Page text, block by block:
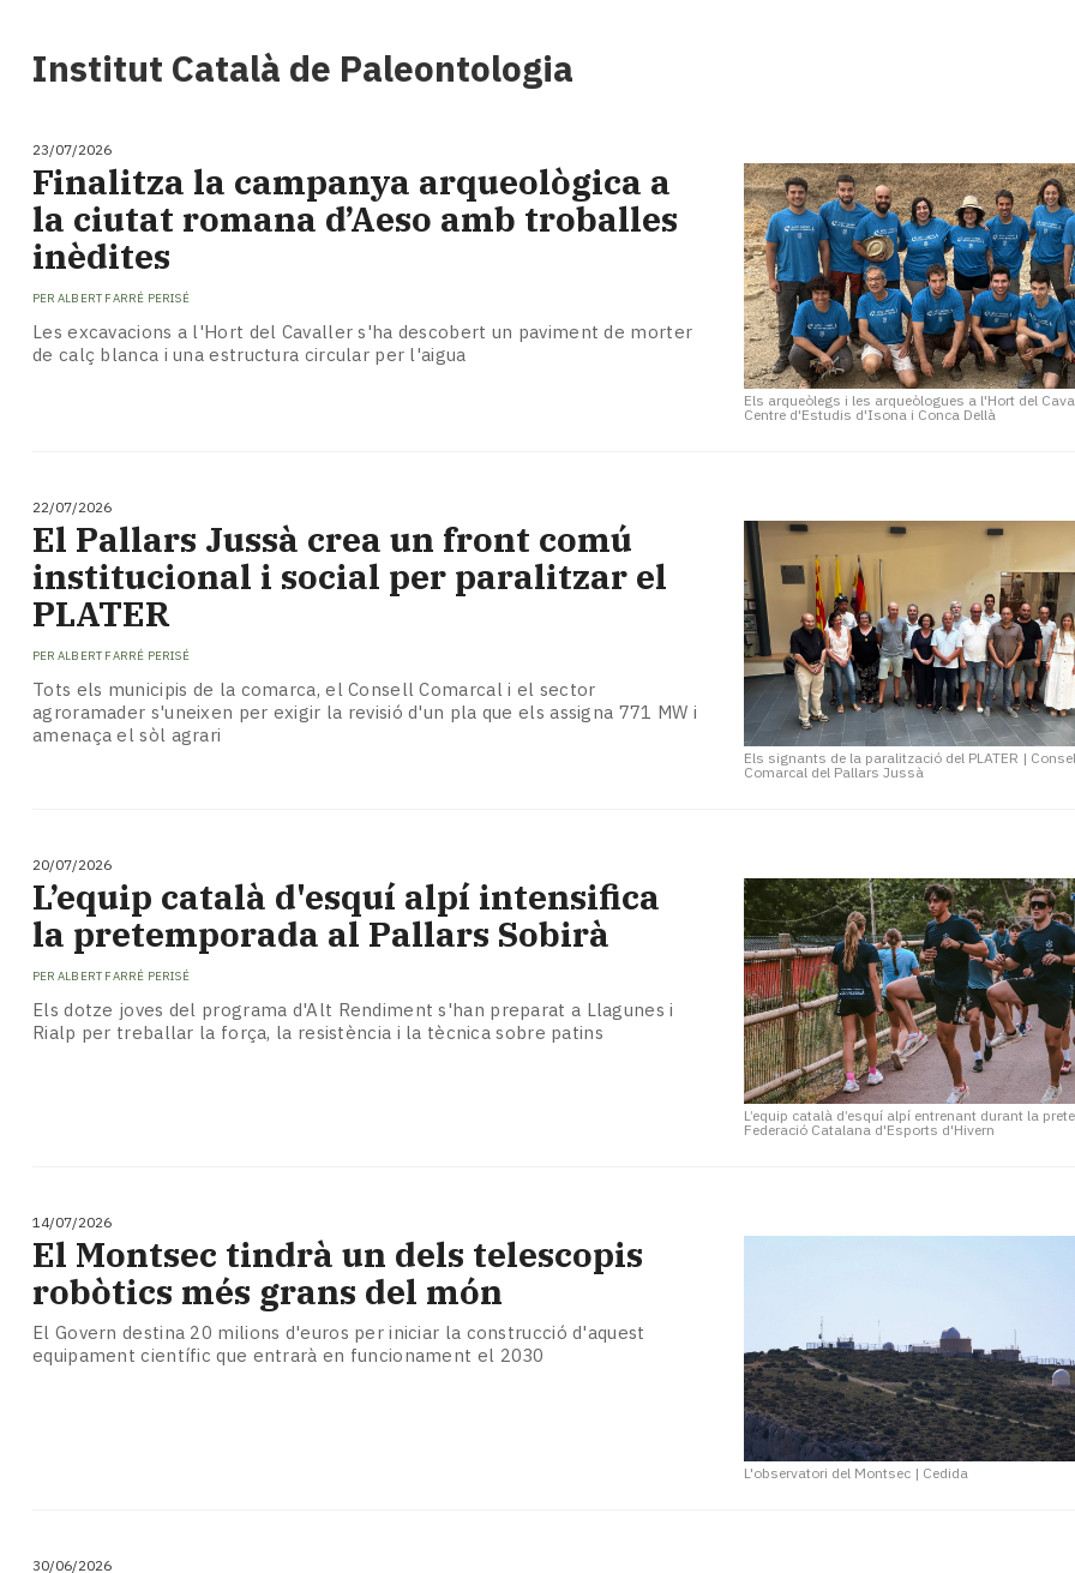
Cultura
tant!
TV
i
mitjans
El
temps
Reportatges
Entrevistes
teva!
Subscriptors
La
newsletter
del
Pallars
Contingut
patrocinat
Lo
Institut Català de Paleontologia
23/07/2026
Els arqueòlegs i les arqueòlogues a l'Hort del
Centre d'Estudis d'Isona i Conca Dellà
Finalitza la campanya arqueològica a
la ciutat romana d’Aeso amb troballes
inèdites
PER ALBERT FARRÉ PERISÉ
Les excavacions a l'Hort del Cavaller s'ha descobert un paviment de morter
de calç blanca i una estructura circular per l'aigua
22/07/2026
Els signants de la paralització del PLATER |
Comarcal del Pallars Jussà
El Pallars Jussà crea un front comú
institucional i social per paralitzar el
PLATER
PER ALBERT FARRÉ PERISÉ
Tots els municipis de la comarca, el Consell Comarcal i el sector
agroramader s'uneixen per exigir la revisió d'un pla que els assigna 771 MW i
amenaça el sòl agrari
20/07/2026
L’equip català d’esquí alpí entrenant durant la
Federació Catalana d'Esports d'Hivern
L’equip català d'esquí alpí intensifica
la pretemporada al Pallars Sobirà
PER ALBERT FARRÉ PERISÉ
Els dotze joves del programa d'Alt Rendiment s'han preparat a Llagunes i
Rialp per treballar la força, la resistència i la tècnica sobre patins
14/07/2026
L'observatori del Montsec | Cedida
El Montsec tindrà un dels telescopis
robòtics més grans del món
El Govern destina 20 milions d'euros per iniciar la construcció d'aquest
equipament científic que entrarà en funcionament el 2030
30/06/2026